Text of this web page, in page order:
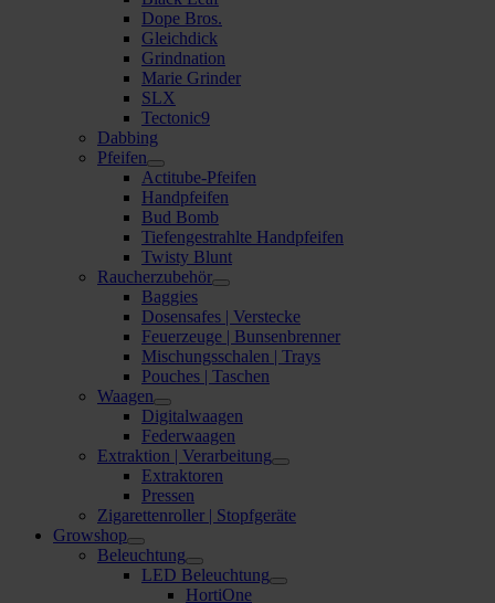
Dope Bros.
Gleichdick
Grindnation
Marie Grinder
SLX
Tectonic9
Dabbing
Pfeifen
Actitube-Pfeifen
Handpfeifen
Bud Bomb
Tiefengestrahlte Handpfeifen
Twisty Blunt
Raucherzubehör
Baggies
Dosensafes | Verstecke
Feuerzeuge | Bunsenbrenner
Mischungsschalen | Trays
Pouches | Taschen
Waagen
Digitalwaagen
Federwaagen
Extraktion | Verarbeitung
Extraktoren
Pressen
Zigarettenroller | Stopfgeräte
Growshop
Beleuchtung
LED Beleuchtung
HortiOne